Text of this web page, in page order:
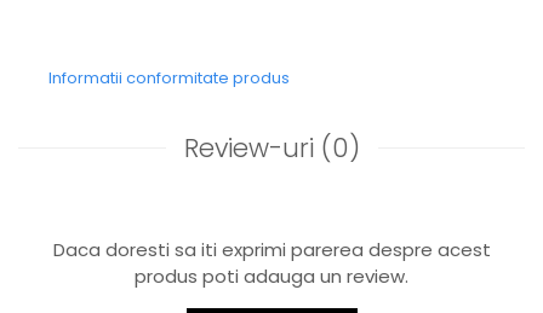
Informatii conformitate produs
Review-uri (0)
Daca doresti sa iti exprimi parerea despre acest
produs poti adauga un review.